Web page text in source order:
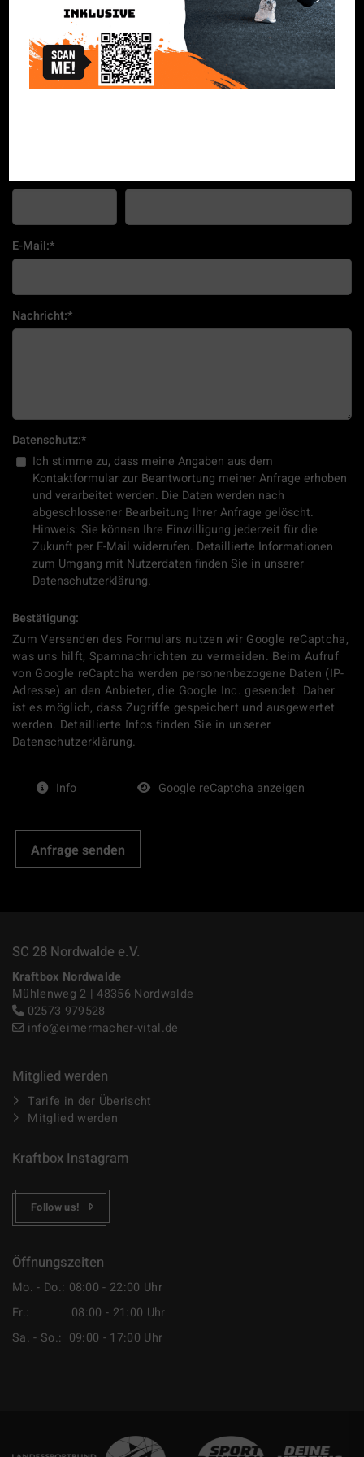
Name:
E-Mail:*
Nachricht:*
Datenschutz:*
Ich stimme zu, dass meine Angaben aus dem
Kontaktformular zur Beantwortung meiner Anfrage erhoben
und verarbeitet werden. Die Daten werden nach
abgeschlossener Bearbeitung Ihrer Anfrage gelöscht.
Hinweis: Sie können Ihre Einwilligung jederzeit für die
Zukunft per E-Mail widerrufen. Detaillierte Informationen
zum Umgang mit Nutzerdaten finden Sie in unserer
Datenschutzerklärung.
Bestätigung:
Zum Versenden des Formulars nutzen wir Google reCaptcha,
was uns hilft, Spamnachrichten zu vermeiden. Beim Aufruf
von Google reCaptcha werden personenbezogene Daten (IP-
Adresse) an den Anbieter, die Google Inc. gesendet. Daher
ist es möglich, dass Zugriffe gespeichert und ausgewertet
werden. Detaillierte Infos finden Sie in unserer
Datenschutzerklärung.
Info Google reCaptcha anzeigen
SC 28 Nordwalde e.V.
Kraftbox Nordwalde
Mühlenweg 2 | 48356 Nordwalde
02573 979528
info@eimermacher-vital.de
Mitglied werden
Tarife in der Überischt
Mitglied werden
Kraftbox Instagram
Follow us!
Öffnungszeiten
Mo. - Do.: 08:00 - 22:00 Uhr
Fr.: 08:00 - 21:00 Uhr
Sa. - So.: 09:00 - 17:00 Uhr